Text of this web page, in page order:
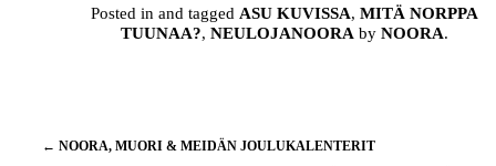
Posted in and taggedASU KUVISSA,MITÄ NORPPA
TUUNAA?,NEULOJANOORA byNOORA.
Artikkelien
← NOORA, MUORI & MEIDÄN JOULUKALENTERIT